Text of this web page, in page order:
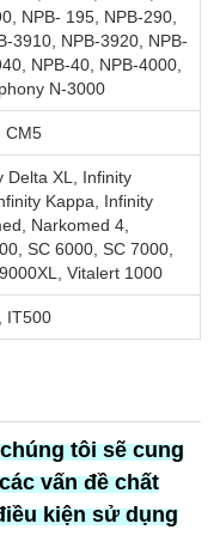
NPB- 195, NPB-290,
3910, NPB-3920, NPB-
NPB-40, NPB-4000,
N-3000
CM5
Delta XL, Infinity
Kappa, Infinity
Narkomed 4,
SC 6000, SC 7000,
Vitalert 1000
IT500
chúng tôi sẽ cung
vấn đề chất
kiện sử dụng